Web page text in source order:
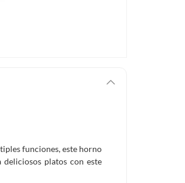
funciones, este horno
platos con este